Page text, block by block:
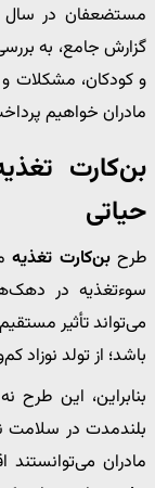
مستضعفان در
گزارش جامع، به
و کودکان، مشکلات
مادران خواهیم
بن‌کارت
حیاتی
طرحبن‌کارت تغذیه
سوءتغذیه در
می‌تواند تأثیر
باشد؛ از تولد
بنابراین، این طرح
بلندمدت در سلامت
مادران